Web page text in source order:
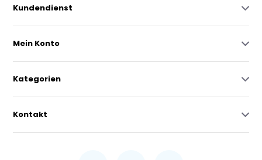
Kundendienst
Mein Konto
Kategorien
Kontakt